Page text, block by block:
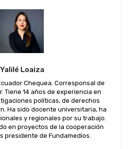
Yalilé Loaiza
Chequea. Corresponsal de
Tiene 14 años de experiencia en
políticas, de derechos
Ha sido docente universitaria, ha
y regionales por su trabajo.
en proyectos de la cooperación
presidente de Fundamedios.